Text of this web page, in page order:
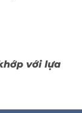
với lựa